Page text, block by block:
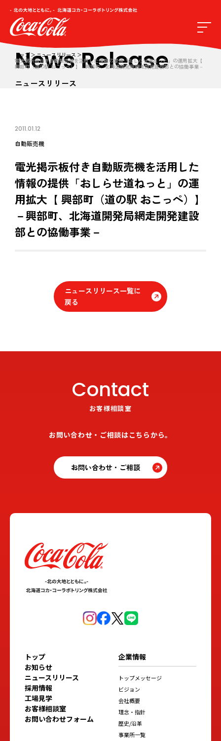
トップ
ニュースリリース
電光掲示板付き自動販売機を活用した情報の提供「おしらせ道ねっと」の運用拡大【
興部町（道の駅 おこっぺ）】－興部町、北海道開発局網走開発建設部との協働事業－
News Release
ニュースリリース
2011.01.12
自動販売機
電光掲示板付き自動販売機を活用した
情報の提供「おしらせ道ねっと」の運
用拡大【 興部町（道の駅 おこっぺ）】
－興部町、北海道開発局網走開発建設
部との協働事業－
ニュースリリース一覧に
戻る
Contact
お客様相談室
お問い合わせ・ご相談はこちらから。
お問い合わせ・ご相談
トップ
お知らせ
ニュースリリース
採用情報
工場見学
お客様相談室
お問い合わせフォーム
企業情報
トップメッセージ
ビジョン
会社概要
理念・指針
歴史/沿革
事業所一覧